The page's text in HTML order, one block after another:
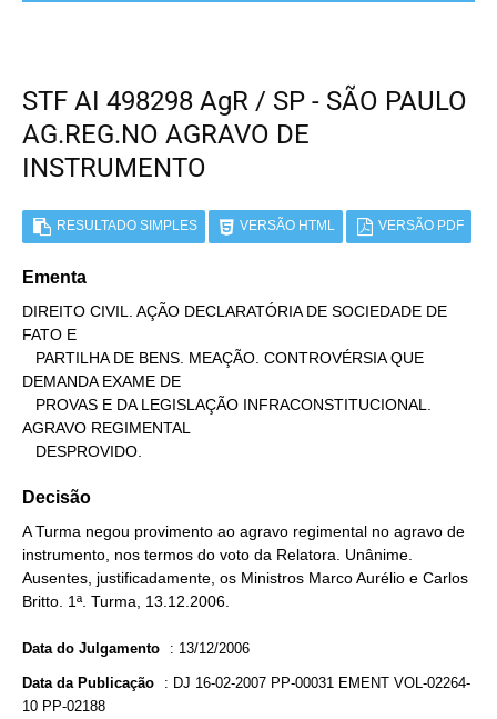
STF AI 498298 AgR / SP - SÃO PAULO
AG.REG.NO AGRAVO DE
INSTRUMENTO
RESULTADO SIMPLES VERSÃO HTML VERSÃO PDF
Ementa
DIREITO CIVIL. AÇÃO DECLARATÓRIA DE SOCIEDADE DE
FATO E
DEMANDA EXAME DE
AGRAVO REGIMENTAL
   DESPROVIDO.
Decisão
A Turma negou provimento ao agravo regimental no agravo de
instrumento, nos termos do voto da Relatora. Unânime.
Ausentes, justificadamente, os Ministros Marco Aurélio e Carlos
Britto. 1ª. Turma, 13.12.2006.
Data do Julgamento : 13/12/2006
Data da Publicação : DJ 16-02-2007 PP-00031 EMENT VOL-02264-
10 PP-02188